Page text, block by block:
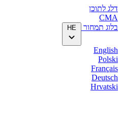
דלג לתוכן
CMA
בלוג תמחור HE
English
Polski
Français
Deutsch
Hrvatski